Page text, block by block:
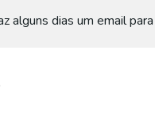
alguns dias um email